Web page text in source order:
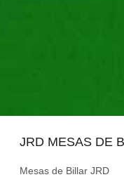
JRD MESAS DE
Mesas de Billar JRD